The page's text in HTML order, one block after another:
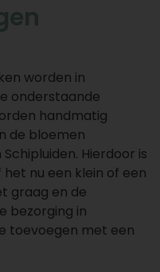
worden in
onderstaande
handmatig
de bloemen
Hierdoor is
nu een klein of een
graag en de
bezorging in
toevoegen met een